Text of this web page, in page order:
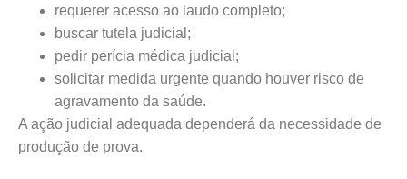
requerer acesso ao laudo completo;
buscar tutela judicial;
pedir perícia médica judicial;
solicitar medida urgente quando houver risco de
agravamento da saúde.
A ação judicial adequada dependerá da necessidade de
produção de prova.